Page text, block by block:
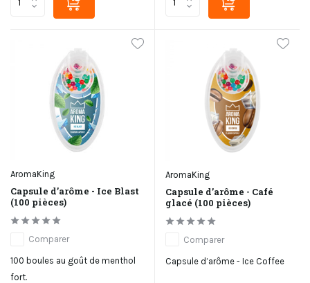
AromaKing
Capsule d’arôme - Ice Blast
(100 pièces)
Comparer
100 boules au goût de menthol
fort.
AromaKing
Capsule d’arôme - Café
glacé (100 pièces)
Comparer
Capsule d’arôme - Ice Coffee